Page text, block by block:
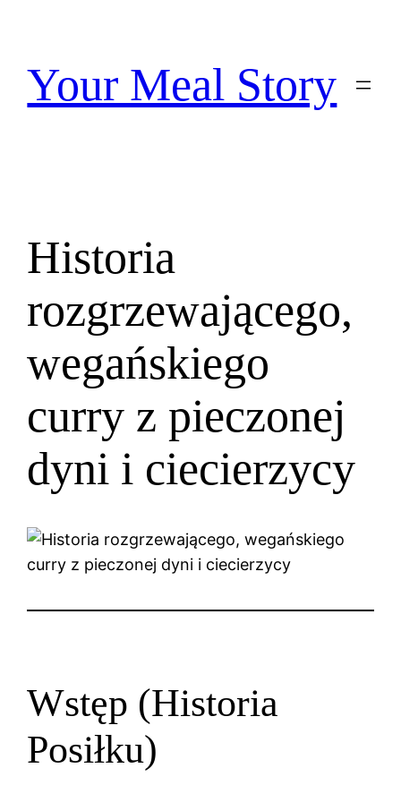
treściYour Meal Story
Historia
rozgrzewającego,
wegańskiego
curry z pieczonej
dyni i ciecierzycy
Wstęp (Historia
Posiłku)